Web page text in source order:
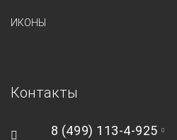
ИКОНЫ
Контакты
8 (499) 113-4-925